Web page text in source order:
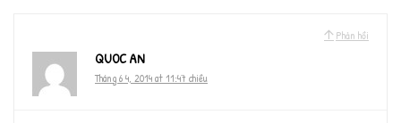
Phản hồi
QUOC AN
Tháng 6 4, 2014 at 11:47 chiều